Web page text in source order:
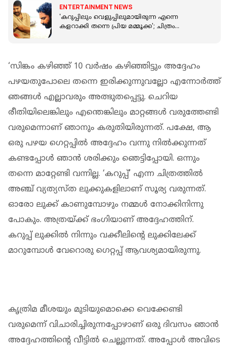
ENTERTAINMENT NEWS
'കറുപ്പിലും വെളുപ്പിലുമായിരുന്ന എന്നെ
കളറാക്കി തന്നെ പ്രിയ മമ്മൂക്ക'; ചിത്രം
‘സിങ്കം കഴിഞ്ഞ് 10 വർഷം കഴിഞ്ഞിട്ടും അദ്ദേഹം
പഴയതുപോലെ തന്നെ ഇരിക്കുന്നുവല്ലോ എന്നോർത്ത്
ഞങ്ങൾ എല്ലാവരും അത്ഭുതപ്പെട്ടു. ചെറിയ
രീതിയിലെങ്കിലും എന്തെങ്കിലും മാറ്റങ്ങൾ വരുത്തേണ്ടി
വരുമെന്നാണ് ഞാനും കരുതിയിരുന്നത്. പക്ഷേ, ആ
ഒരു പഴയ ഗെറ്റപ്പിൽ അദ്ദേഹം വന്നു നിൽക്കുന്നത്
കണ്ടപ്പോൾ ഞാൻ ശരിക്കും ഞെട്ടിപ്പോയി. ഒന്നും
തന്നെ മാറ്റേണ്ടി വന്നില്ല. ‘കറുപ്പ്’ എന്ന ചിത്രത്തിൽ
അഞ്ച് വ്യത്യസ്ത ലുക്കുകളിലാണ് സൂര്യ വരുന്നത്.
ഓരോ ലുക്ക് കാണുമ്പോഴും നമ്മൾ നോക്കിനിന്നു
പോകും. അത്രയ്ക്ക് ഭംഗിയാണ് അദ്ദേഹത്തിന്.
കറുപ്പ് ലുക്കിൽ നിന്നും വക്കീലിന്റെ ലുക്കിലേക്ക്
മാറുമ്പോൾ വേറൊരു ഗെറ്റപ്പ് ആവശ്യമായിരുന്നു.
കൃത്രിമ മീശയും മുടിയുമൊക്കെ വെക്കേണ്ടി
വരുമെന്ന് വിചാരിച്ചിരുന്നപ്പോഴാണ് ഒരു ദിവസം ഞാൻ
അദ്ദേഹത്തിന്റെ വീട്ടിൽ ചെല്ലുന്നത്. അപ്പോൾ അവിടെ